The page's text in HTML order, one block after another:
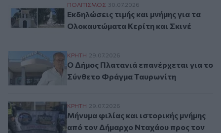
Εκδηλώσεις τιμής και μνήμης για τα
ΠΟΛΙΤΙΣΜΟΣ 30.07.2026
Εκδηλώσεις τιμής και μνήμης για τα
Ολοκαυτώματα Κερίτη και Σκινέ
Ο Δήμος Πλατανιά επανέρχεται για το
ΚΡΗΤΗ 29.07.2026
Ο Δήμος Πλατανιά επανέρχεται για το
Σύνθετο Φράγμα Ταυρωνίτη
Μήνυμα φιλίας και ιστορικής μνήμης
ΚΡΗΤΗ 29.07.2026
Μήνυμα φιλίας και ιστορικής μνήμης
από τον Δήμαρχο Νταχάου προς τον